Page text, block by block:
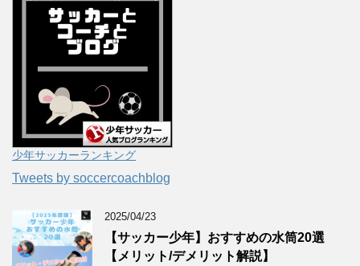
少年サッカーランキング
Tweets by soccercoachblog
2025/04/23
【サッカー少年】おすすめの水筒20選
【メリット/デメリット解説】